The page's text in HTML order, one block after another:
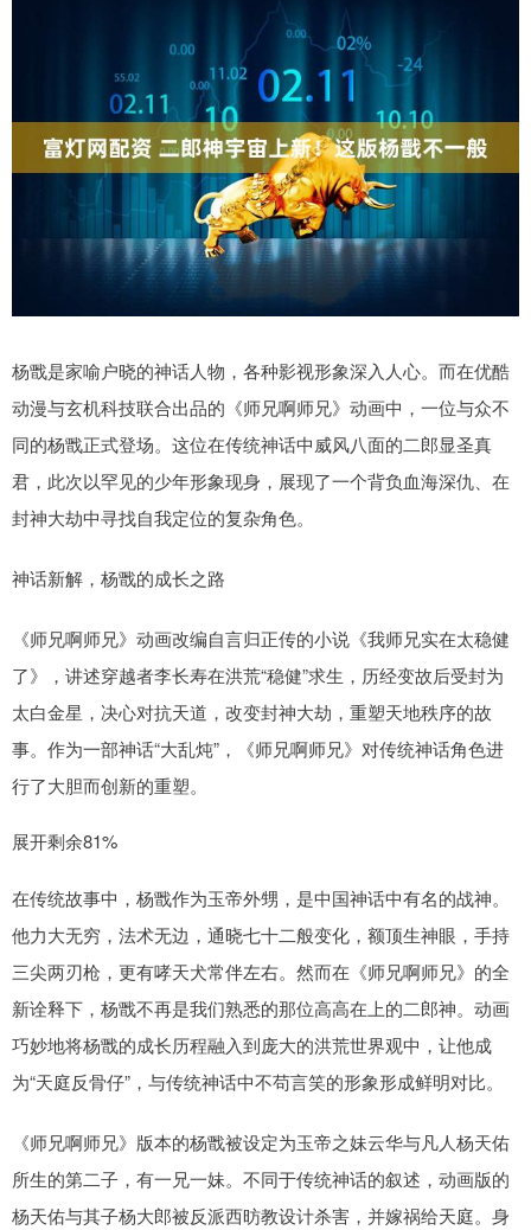
杨戬是家喻户晓的神话人物，各种影视形象深入人心。而在优酷
动漫与玄机科技联合出品的《师兄啊师兄》动画中，一位与众不
同的杨戬正式登场。这位在传统神话中威风八面的二郎显圣真
君，此次以罕见的少年形象现身，展现了一个背负血海深仇、在
封神大劫中寻找自我定位的复杂角色。
神话新解，杨戬的成长之路
《师兄啊师兄》动画改编自言归正传的小说《我师兄实在太稳健
了》，讲述穿越者李长寿在洪荒“稳健”求生，历经变故后受封为
太白金星，决心对抗天道，改变封神大劫，重塑天地秩序的故
事。作为一部神话“大乱炖”，《师兄啊师兄》对传统神话角色进
行了大胆而创新的重塑。
展开剩余81%
在传统故事中，杨戬作为玉帝外甥，是中国神话中有名的战神。
他力大无穷，法术无边，通晓七十二般变化，额顶生神眼，手持
三尖两刃枪，更有哮天犬常伴左右。然而在《师兄啊师兄》的全
新诠释下，杨戬不再是我们熟悉的那位高高在上的二郎神。动画
巧妙地将杨戬的成长历程融入到庞大的洪荒世界观中，让他成
为“天庭反骨仔”，与传统神话中不苟言笑的形象形成鲜明对比。
《师兄啊师兄》版本的杨戬被设定为玉帝之妹云华与凡人杨天佑
所生的第二子，有一兄一妹。不同于传统神话的叙述，动画版的
杨天佑与其子杨大郎被反派西昉教设计杀害，并嫁祸给天庭。身